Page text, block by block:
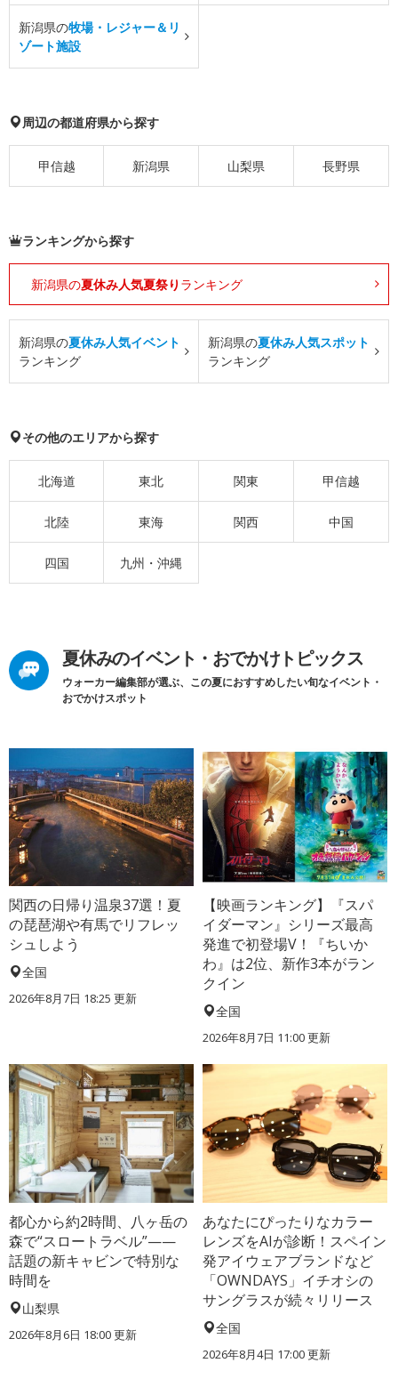
新潟県の牧場・レジャー＆リ
ゾート施設
周辺の都道府県から探す
甲信越 新潟県 山梨県 長野県
ランキングから探す
新潟県の夏休み人気夏祭り ランキング
新潟県の夏休み人気イベント
ランキング
新潟県の夏休み人気スポット
ランキング
その他のエリアから探す
北海道 東北 関東 甲信越
北陸 東海 関西 中国
四国 九州・沖縄
夏休みのイベント・おでかけトピックス
ウォーカー編集部が選ぶ、この夏におすすめしたい旬なイベント・
おでかけスポット
関西の日帰り温泉37選！夏
の琵琶湖や有馬でリフレッ
シュしよう
全国
2026年8月7日 18:25 更新
【映画ランキング】『スパ
イダーマン』シリーズ最高
発進で初登場V！『ちいか
わ』は2位、新作3本がラン
クイン
全国
2026年8月7日 11:00更新
都心から約2時間、八ヶ岳の
森で“スロートラベル”——
話題の新キャビンで特別な
時間を
山梨県
2026年8月6日 18:00更新
あなたにぴったりなカラー
レンズをAIが診断！スペイン
発アイウェアブランドなど
「OWNDAYS」イチオシの
サングラスが続々リリース
全国
2026年8月4日 17:00更新